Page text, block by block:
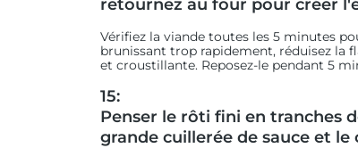
retournez au four pour créer
Vérifiez la viande toutes les 5 minutes
brunissant trop rapidement, réduisez la
et croustillante. Reposez-le pendant 5
15:
Penser le rôti fini en tranches
grande cuillerée de sauce et